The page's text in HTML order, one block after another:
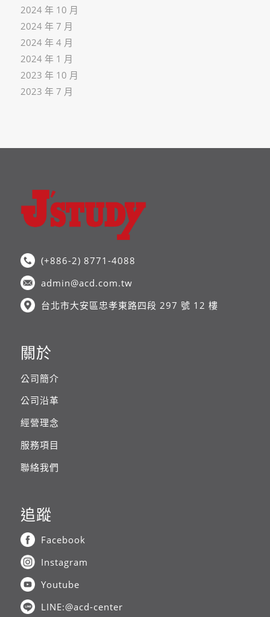
2024 年 10 月
2024 年 7 月
2024 年 4 月
2024 年 1 月
2023 年 10 月
2023 年 7 月
(+886-2) 8771-4088
admin@acd.com.tw
台北市大安區忠孝東路四段 297 號 12 樓
關於
公司簡介
公司沿革
經營理念
服務項目
聯絡我們
追蹤
Facebook
Instagram
Youtube
LINE:@acd-center